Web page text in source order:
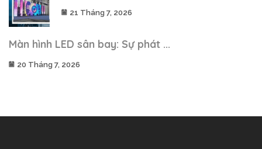
21 Tháng 7, 2026
Màn hình LED sân bay: Sự phát ...
20 Tháng 7, 2026